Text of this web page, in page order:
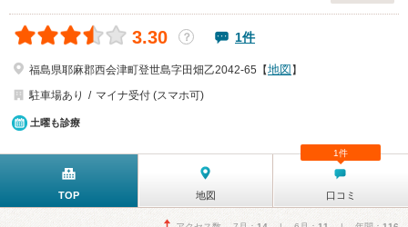
3.30 ？ 1件
福島県耶麻郡西会津町登世島字田畑乙2042-65【地図 】
駐車場あり
マイナ受付 (スマホ可)
土曜も診療
TOP 地図 口コミ
1件